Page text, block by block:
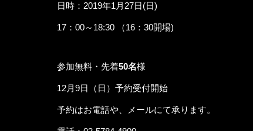
日時：2019年1月27日(日)
17：00～18:30 （16：30開場)
参加無料・先着50名様
12月9日（日）予約受付開始
予約はお電話や、メールにて承ります。